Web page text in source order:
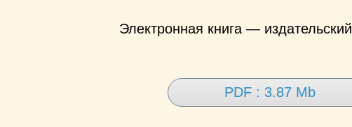
Электронная книга — издательский
PDF : 3.87 Mb